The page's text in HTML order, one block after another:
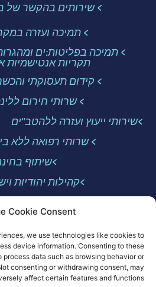
Cookie Consent
we use technologies like cookies to
device information. Consenting to these
data such as browsing behavior or
consenting or withdrawing consent, may
affect certain features and functions.
> שירותים בהקשר של
> תמיכה ועזרה
> תמיכה בפליטות:ים
תקריות אנטישמיות
> קידום תעסוקתי
> שרותי חירום
>שירותי ייעוץ ועזרה ללהטב"ים
> שרותי רפואה ללא
>שיתוף
>קהילות יהודיות
תנאי
מדיניות